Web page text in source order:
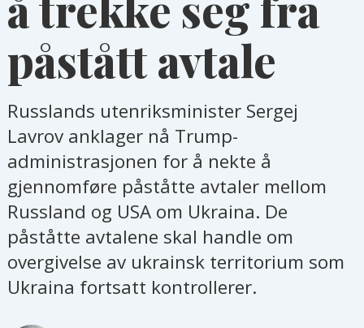
påstått avtale
Russlands utenriksminister Sergej
Lavrov anklager nå Trump-
administrasjonen for å nekte å
gjennomføre påståtte avtaler mellom
Russland og USA om Ukraina. De
påståtte avtalene skal handle om
overgivelse av ukrainsk territorium som
Ukraina fortsatt kontrollerer.